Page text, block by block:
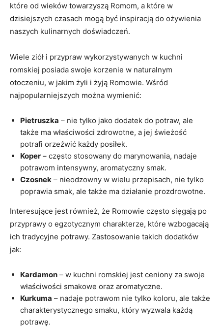
które od wieków towarzyszą Romom, a które w
dzisiejszych czasach mogą być inspiracją do ożywienia
naszych kulinarnych doświadczeń.
Wiele ziół i przypraw wykorzystywanych w kuchni
romskiej posiada swoje korzenie w naturalnym
otoczeniu, w jakim żyli i żyją Romowie. Wśród
najpopularniejszych można wymienić:
Pietruszka – nie tylko jako dodatek do potraw, ale
także ma właściwości zdrowotne, a jej świeżość
potrafi orzeźwić każdy posiłek.
Koper – często stosowany do marynowania, nadaje
potrawom intensywny, aromatyczny smak.
Czosnek – nieodzowny w wielu przepisach, nie tylko
poprawia smak, ale także ma działanie prozdrowotne.
Interesujące jest również, że Romowie często sięgają po
przyprawy o egzotycznym charakterze, które wzbogacają
ich tradycyjne potrawy. Zastosowanie takich dodatków
jak:
Kardamon – w kuchni romskiej jest ceniony za swoje
właściwości smakowe oraz aromatyczne.
Kurkuma – nadaje potrawom nie tylko koloru, ale także
charakterystycznego smaku, który wyzwala każdą
potrawę.